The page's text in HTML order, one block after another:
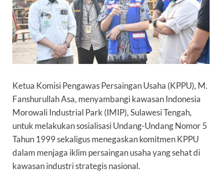
Ketua Komisi Pengawas Persaingan Usaha (KPPU), M.
Fanshurullah Asa, menyambangi kawasan Indonesia
Morowali Industrial Park (IMIP), Sulawesi Tengah,
untuk melakukan sosialisasi Undang-Undang Nomor 5
Tahun 1999 sekaligus menegaskan komitmen KPPU
dalam menjaga iklim persaingan usaha yang sehat di
kawasan industri strategis nasional.